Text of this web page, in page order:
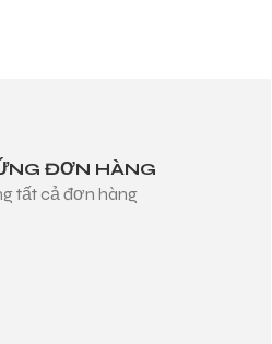
ĐƠN HÀNG
tất cả đơn hàng